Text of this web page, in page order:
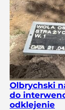
Olbrychski
do
odklejenie